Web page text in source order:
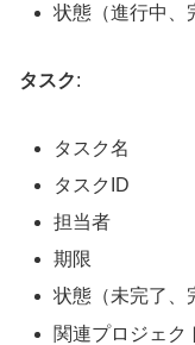
状態（進行中、
タスク:
タスク名
タスクID
担当者
期限
状態（未完了、
関連プロジェク